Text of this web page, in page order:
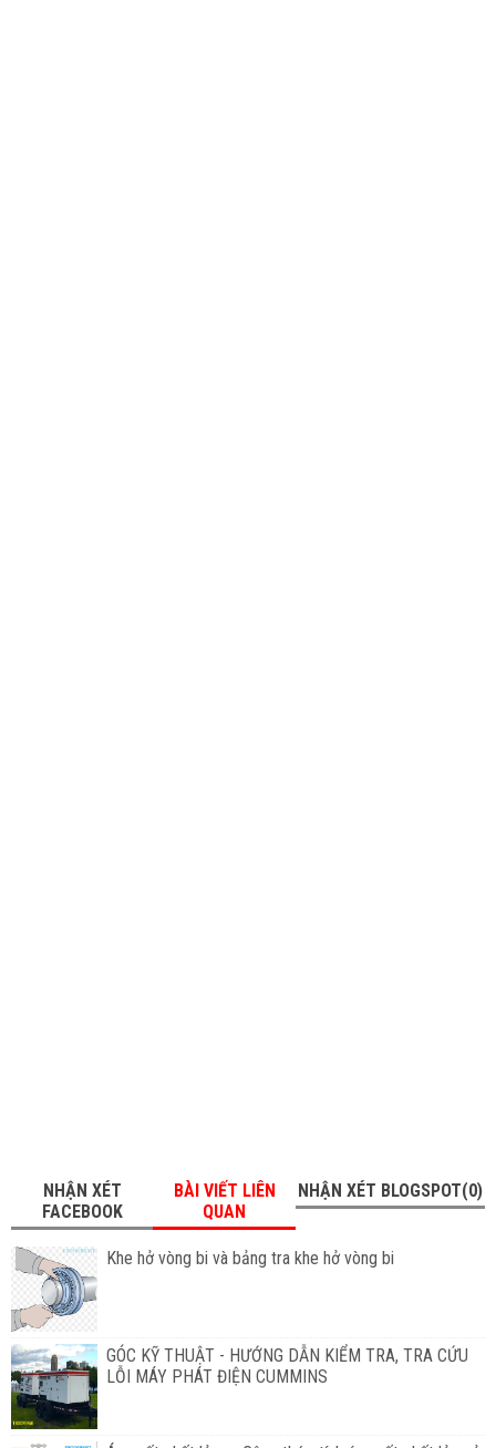
NHẬN XÉT
FACEBOOK
BÀI VIẾT LIÊN
QUAN
NHẬN XÉT BLOGSPOT(0)
Khe hở vòng bi và bảng tra khe hở vòng bi
GÓC KỸ THUẬT - HƯỚNG DẪN KIỂM TRA, TRA CỨU
LỖI MÁY PHÁT ĐIỆN CUMMINS